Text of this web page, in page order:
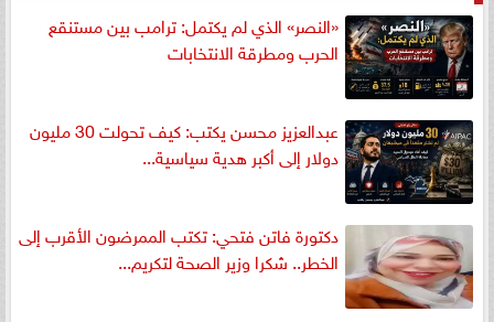
«النصر» الذي لم يكتمل: ترامب بين مستنقع
الحرب ومطرقة الانتخابات
عبدالعزيز محسن يكتب: كيف تحولت 30 مليون
دولار إلى أكبر هدية سياسية...
دكتورة فاتن فتحي: تكتب الممرضون الأقرب إلى
الخطر.. شكرا وزير الصحة لتكريم...